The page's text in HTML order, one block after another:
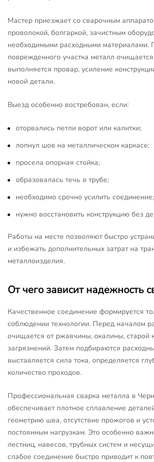
Мастер приезжает со сварочным
проволокой, болгаркой, зачистным
необходимыми расходными материалами.
поврежденного участка металл
выполняется провар, усиление
новой детали.
Выезд особенно востребован, если:
оторвались петли ворот или калитки;
лопнул шов на металлическом каркасе;
просела опорная стойка;
образовалась течь в трубе;
необходимо срочно усилить соединение;
нужно восстановить конструкцию без
Работы на месте позволяют быстро
и избежать дополнительных затрат на
металлоизделия.
От чего зависит надежность
Качественное соединение формируется
соблюдении технологии. Перед началом
очищается от ржавчины, окалины, старой
загрязнений. Затем подбираются
выставляется сила тока, определяется
количество проходов.
Профессиональная сварка металла в
обеспечивает плотное сплавление
геометрию шва, отсутствие прожогов и
постоянным нагрузкам. Это особенно
лестниц, навесов, трубных систем и
слабое соединение быстро приводит к